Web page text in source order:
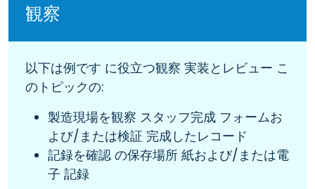
観察
以下は例です に役立つ観察 実装とレビュー こ
のトピックの:
製造現場を観察 スタッフ完成 フォームお
よび/または検証 完成したレコード
記録を確認 の保存場所 紙および/または電
子 記録